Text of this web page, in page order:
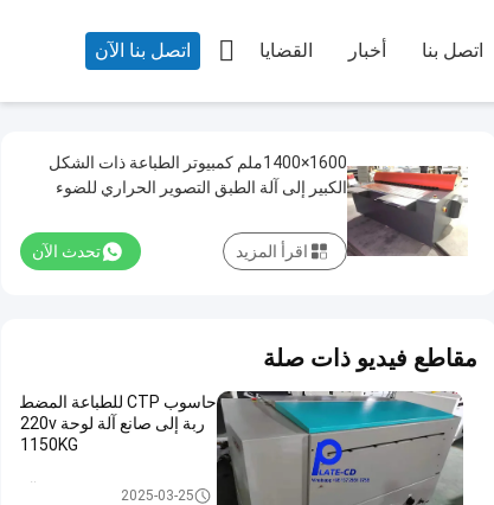
اتصل بنا أخبار القضايا اتصل بنا الآن 
1600×1400ملم كمبيوتر الطباعة ذات الشكل
الكبير إلى آلة الطبق التصوير الحراري للضوء
تحدث الآن اقرأ المزيد
مقاطع فيديو ذات صلة
حاسوب CTP للطباعة المضط
ربة إلى صانع آلة لوحة 220v
1150KG
الكمبيوتر للوحة الآلة2025-03-25